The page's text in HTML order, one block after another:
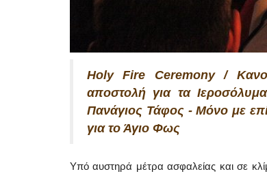
Holy Fire Ceremony /
αποστολή για τα
Πανάγιος Τάφος - Μόνο με
για το Άγιο Φως
Υπό αυστηρά μέτρα ασφαλείας και σε